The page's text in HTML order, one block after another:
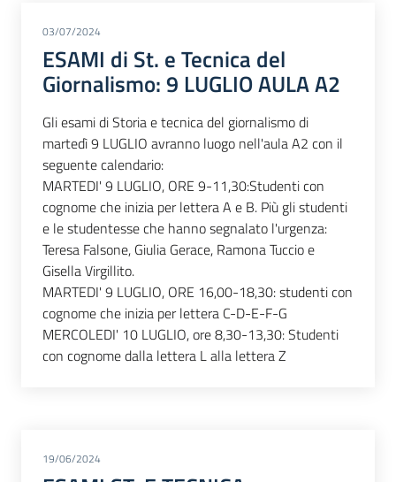
03/07/2024
ESAMI di St. e Tecnica del
Giornalismo: 9 LUGLIO AULA A2
Gli esami di Storia e tecnica del giornalismo di
martedì 9 LUGLIO avranno luogo nell'aula A2 con il
seguente calendario:
MARTEDI' 9 LUGLIO, ORE 9-11,30:Studenti con
cognome che inizia per lettera A e B. Più gli studenti
e le studentesse che hanno segnalato l'urgenza:
Teresa Falsone, Giulia Gerace, Ramona Tuccio e
Gisella Virgillito.
MARTEDI' 9 LUGLIO, ORE 16,00-18,30: studenti con
cognome che inizia per lettera C-D-E-F-G
MERCOLEDI' 10 LUGLIO, ore 8,30-13,30: Studenti
con cognome dalla lettera L alla lettera Z
19/06/2024